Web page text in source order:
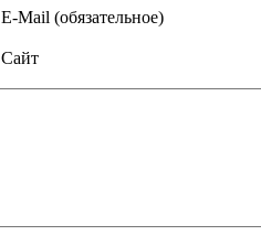
E-Mail (обязательное)
Сайт